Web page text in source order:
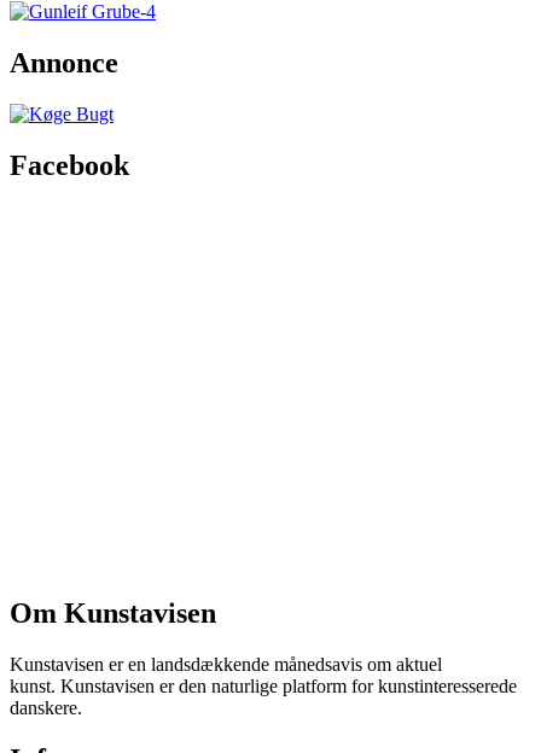
Annonce
Facebook
Om Kunstavisen
Kunstavisen er en landsdækkende månedsavis om aktuel
kunst. Kunstavisen er den naturlige platform for kunstinteresserede
danskere.